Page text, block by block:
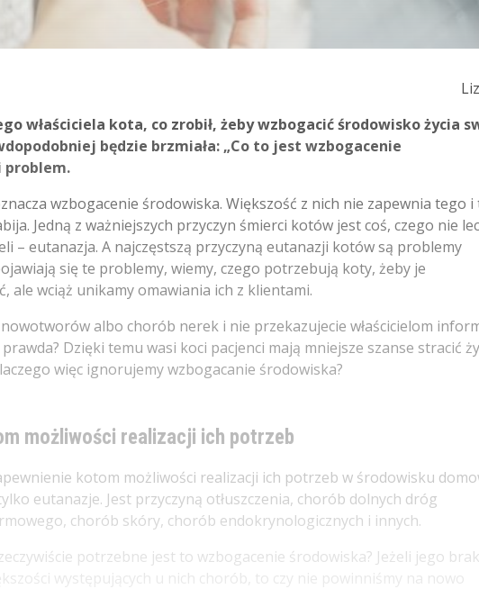
właściciela kota, co zrobił, żeby wzbogacić środowisko życia
będzie brzmiała: „Co to jest wzbogacenie
problem.
wzbogacenie środowiska. Większość z nich nie zapewnia tego i
Jedną z ważniejszych przyczyn śmierci kotów jest coś, czego nie
– eutanazja. A najczęstszą przyczyną eutanazji kotów są problemy
się te problemy, wiemy, czego potrzebują koty, żeby je
ale wciąż unikamy omawiania ich z klientami.
albo chorób nerek i nie przekazujecie właścicielom
Dzięki temu wasi koci pacjenci mają mniejsze szanse stracić
więc ignorujemy wzbogacanie środowiska?
możliwości realizacji ich potrzeb
kotom możliwości realizacji ich potrzeb w środowisku
eutanazje. Jest przyczyną otłuszczenia, chorób dolnych dróg
chorób skóry, chorób endokrynologicznych i innych.
potrzebne jest to wzbogacenie środowiska? Jeżeli jego brak
występujących u nich chorób, to czy nie powinniśmy na nowo